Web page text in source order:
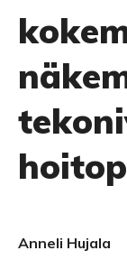
Anneli Hujala